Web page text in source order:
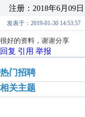
注册：2018年6月09日
发表于：2019-01-30 14:53:57
很好的资料，谢谢分享
回复 引用 举报
热门招聘
相关主题